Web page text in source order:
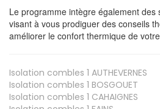
Le programme intègre également des
visant à vous prodiguer des conseils
améliorer le confort thermique de
Isolation combles 1 AUTHEVERNES
Isolation combles 1 BOSGOUET
Isolation combles 1 CAHAIGNES